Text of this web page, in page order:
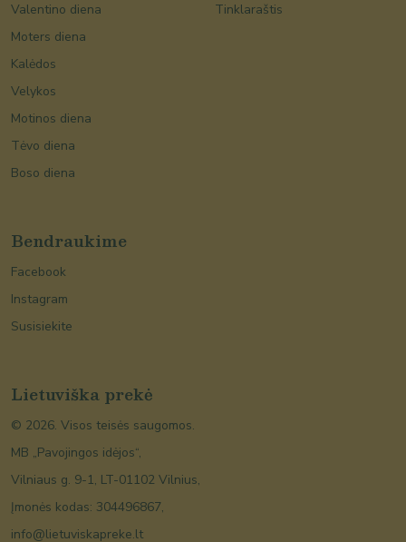
Lietuviška prekė
© 2026. Visos teisės saugomos.
MB „Pavojingos idėjos“,
Vilniaus g. 9-1, LT-01102 Vilnius,
Įmonės kodas: 304496867,
info@lietuviskapreke.lt
Valentino diena
Moters diena
Kalėdos
Velykos
Motinos diena
Tėvo diena
Boso diena
Tinklaraštis
Bendraukime
Facebook
Instagram
Susisiekite